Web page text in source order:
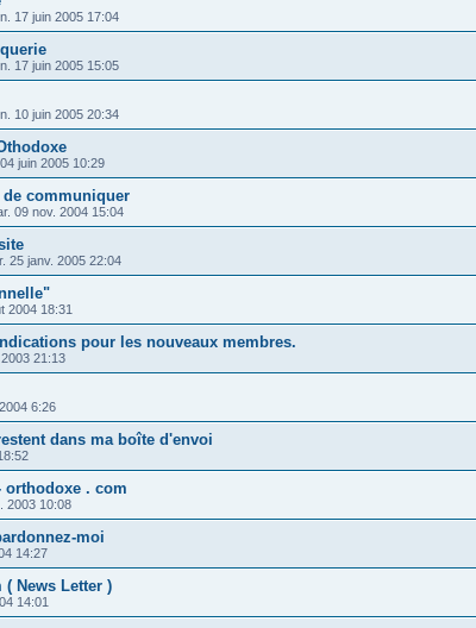
17 juin 2005 17:04
17 juin 2005 15:05
10 juin 2005 20:34
juin 2005 10:29
de communiquer
09 nov. 2004 15:04
25 janv. 2005 22:04
2004 18:31
pour les nouveaux membres.
21:13
6:26
dans ma boîte d'envoi
. com
2003 10:08
moi
14:27
News Letter )
14:01